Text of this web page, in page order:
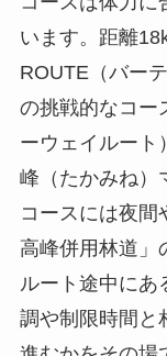
います。距離
ROUTE（バー
の挑戦的なコー
ーウェイルート
峰（たかみね）
コースには夜間
高峰併用林道」
ルート途中にあ
調や制限時間と